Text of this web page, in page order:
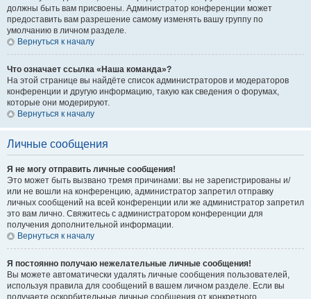
должны быть вам присвоены. Администратор конференции может
предоставить вам разрешение самому изменять вашу группу по
умолчанию в личном разделе.
Вернуться к началу
Что означает ссылка «Наша команда»?
На этой странице вы найдёте список администраторов и модераторов
конференции и другую информацию, такую как сведения о форумах,
которые они модерируют.
Вернуться к началу
Личные сообщения
Я не могу отправить личные сообщения!
Это может быть вызвано тремя причинами: вы не зарегистрированы и/
или не вошли на конференцию, администратор запретил отправку
личных сообщений на всей конференции или же администратор запретил
это вам лично. Свяжитесь с администратором конференции для
получения дополнительной информации.
Вернуться к началу
Я постоянно получаю нежелательные личные сообщения!
Вы можете автоматически удалять личные сообщения пользователей,
используя правила для сообщений в вашем личном разделе. Если вы
получаете оскорбительные личные сообщения от конкретного